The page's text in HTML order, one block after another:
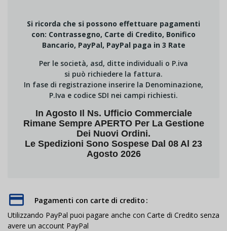
Si ricorda che si possono effettuare pagamenti
con: Contrassegno, Carte di Credito, Bonifico
Bancario, PayPal, PayPal paga in 3 Rate
Per le società, asd, ditte individuali o P.iva
si può richiedere la fattura.
In fase di registrazione inserire la Denominazione,
P.Iva e codice SDI nei campi richiesti.
In Agosto Il Ns. Ufficio Commerciale
Rimane Sempre APERTO Per La Gestione
Dei Nuovi Ordini.
Le Spedizioni Sono Sospese Dal 08 Al 23
Agosto 2026
Pagamenti con carte di credito
Utilizzando PayPal puoi pagare anche con Carte di Credito senza
avere un account PayPal